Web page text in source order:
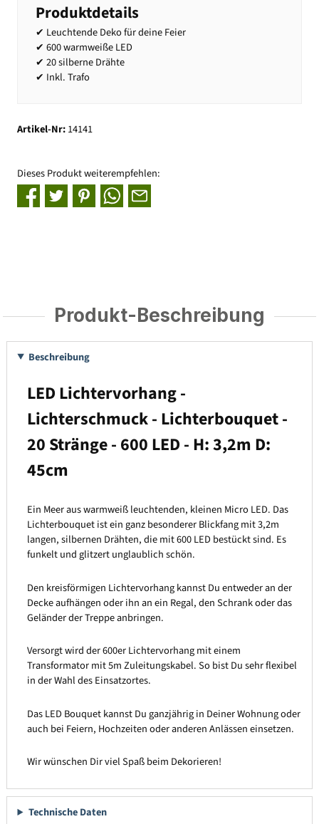
Produktdetails
✔ Leuchtende Deko für deine Feier
✔ 600 warmweiße LED
✔ 20 silberne Drähte
✔ Inkl. Trafo
Artikel-Nr:14141
Dieses Produkt weiterempfehlen:
Produkt-Beschreibung
Beschreibung
LED Lichtervorhang -
Lichterschmuck - Lichterbouquet -
20 Stränge - 600 LED - H: 3,2m D:
45cm
Ein Meer aus warmweiß leuchtenden, kleinen Micro LED. Das
Lichterbouquet ist ein ganz besonderer Blickfang mit 3,2m
langen, silbernen Drähten, die mit 600 LED bestückt sind. Es
funkelt und glitzert unglaublich schön.
Den kreisförmigen Lichtervorhang kannst Du entweder an der
Decke aufhängen oder ihn an ein Regal, den Schrank oder das
Geländer der Treppe anbringen.
Versorgt wird der 600er Lichtervorhang mit einem
Transformator mit 5m Zuleitungskabel. So bist Du sehr flexibel
in der Wahl des Einsatzortes.
Das LED Bouquet kannst Du ganzjährig in Deiner Wohnung oder
auch bei Feiern, Hochzeiten oder anderen Anlässen einsetzen.
Wir wünschen Dir viel Spaß beim Dekorieren!
Technische Daten